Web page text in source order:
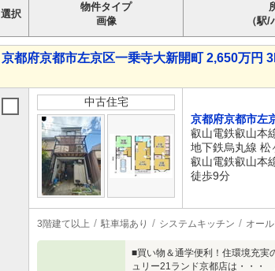
選択
物件タイプ
画像
（駅/
京都府京都市左京区一乗寺大新開町 2,650万円
中古住宅
京都府京都市左
叡山電鉄叡山本
地下鉄烏丸線 松
叡山電鉄叡山本
徒歩9分
3階建て以上 駐車場あり システムキッチン オー
■買い物＆通学便利！住環境充
ュリー21ランド京都店は・・・